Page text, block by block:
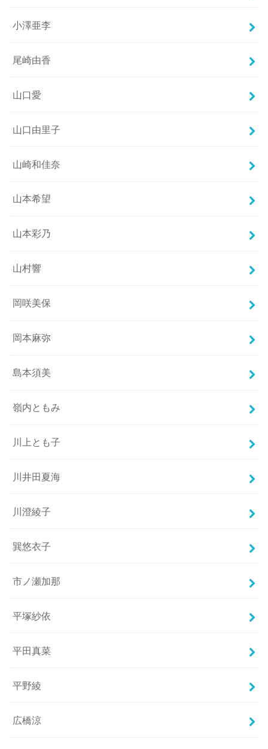
小澤亜李
尾崎由香
山口愛
山口由里子
山崎和佳奈
山本希望
山本彩乃
山村響
岡咲美保
岡本麻弥
島本須美
嶺内ともみ
川上とも子
川井田夏海
川澄綾子
巽悠衣子
市ノ瀬加那
平塚紗依
平田真菜
平野綾
広橋涼